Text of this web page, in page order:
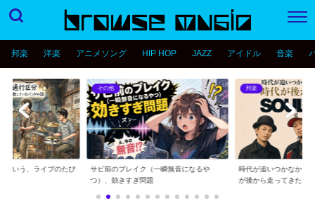
邦楽 洋楽 アニメソング HIP HOP JAZZ アイドル 音楽
という、ライブのたび
その他
サビ前のブレイク（一瞬無音になるや
つ）、効きすぎ問題
邦楽
時代が追いつかなかっ
が後から走ってきた...